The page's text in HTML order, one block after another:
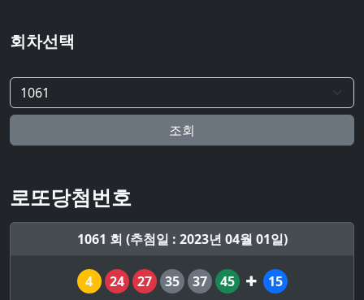
회차선택
조회
로또당첨번호
1061 회 (추첨일 : 2023년 04월 01일)
4 24 27 35 37 45 15